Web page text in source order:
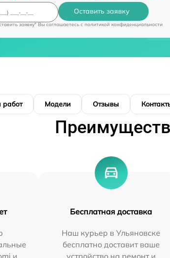
Оставить заявку
заявку" Вы соглашаетесь c политикой конфиденциальности
работ Модели Отзывы
Бесплатная доставка
Наш курьер в Ульяновске
бесплатно доставит ваше